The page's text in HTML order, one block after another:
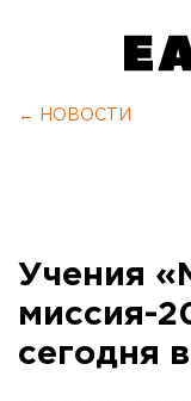
← НОВОСТИ
Учения
миссия-
сегодня